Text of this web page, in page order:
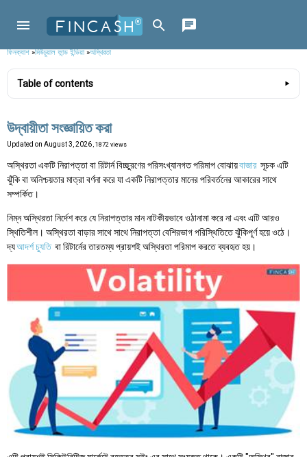
ফিনক্যাশ»মিউচুয়াল ফান্ড ইন্ডিয়া»অস্থিরতা
Table of contents
উদ্বায়ীতা সংজ্ঞায়িত করা
Updated on August 3, 2026 , 1872 views
অস্থিরতা একটি নিরাপত্তা বা রিটার্ন বিচ্ছুরণের পরিসংখ্যানগত পরিমাপ বোঝায়বাজার সূচক এটি
ঝুঁকি বা অনিশ্চয়তার মাত্রা বর্ণনা করে যা একটি নিরাপত্তার মানের পরিবর্তনের আকারের সাথে
সম্পর্কিত।
নিম্ন অস্থিরতা নির্দেশ করে যে নিরাপত্তার মান নাটকীয়ভাবে ওঠানামা করে না এবং এটি আরও
স্থিতিশীল। অস্থিরতা বাড়ার সাথে সাথে নিরাপত্তা বেশিরভাগ পরিস্থিতিতে ঝুঁকিপূর্ণ হয়ে ওঠে।
দ্যআদর্শ চ্যুতি বা রিটার্নের তারতম্য প্রায়শই অস্থিরতা পরিমাপ করতে ব্যবহৃত হয়।